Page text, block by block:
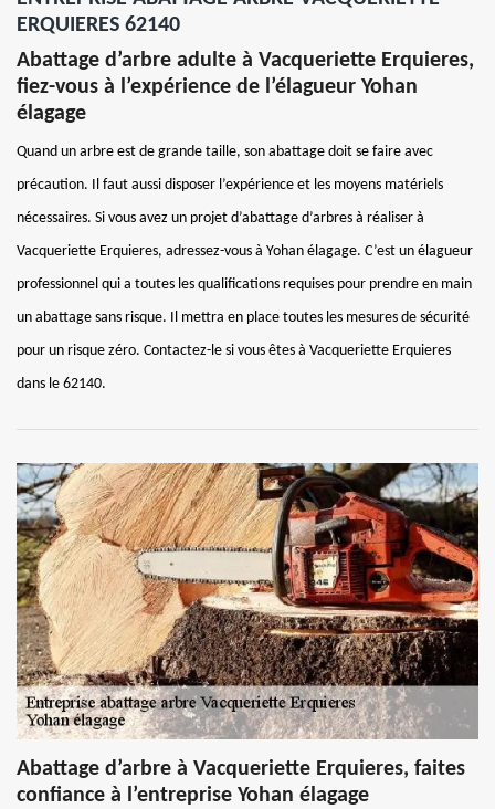
ERQUIERES 62140
Abattage d’arbre adulte à Vacqueriette Erquieres,
fiez-vous à l’expérience de l’élagueur Yohan
élagage
Quand un arbre est de grande taille, son abattage doit se faire avec
précaution. Il faut aussi disposer l’expérience et les moyens matériels
nécessaires. Si vous avez un projet d’abattage d’arbres à réaliser à
Vacqueriette Erquieres, adressez-vous à Yohan élagage. C’est un élagueur
professionnel qui a toutes les qualifications requises pour prendre en main
un abattage sans risque. Il mettra en place toutes les mesures de sécurité
pour un risque zéro. Contactez-le si vous êtes à Vacqueriette Erquieres
dans le 62140.
Abattage d’arbre à Vacqueriette Erquieres, faites
confiance à l’entreprise Yohan élagage